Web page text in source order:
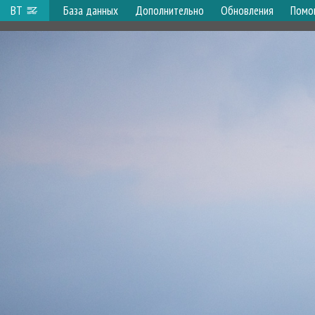
ВТ База данных Дополнительно Обновления